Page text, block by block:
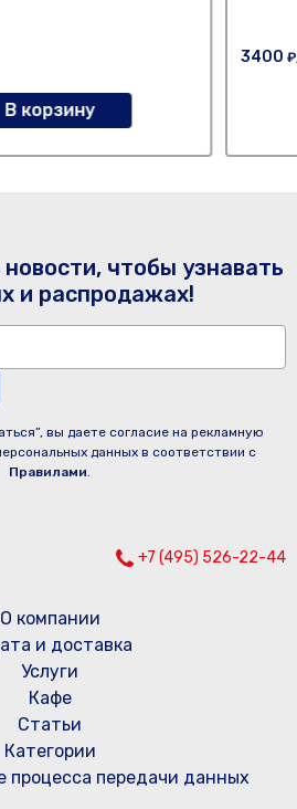
В корзину
3400
чтобы узнавать
и распродажах!
вы даете согласие на рекламную
данных в соответствии с
Правилами.
+7 (495) 526-22-44
О компании
и доставка
Услуги
Кафе
Статьи
Категории
процесса передачи данных